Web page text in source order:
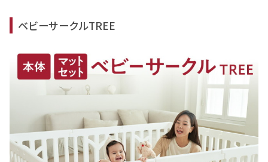
ベビーサークルTREE